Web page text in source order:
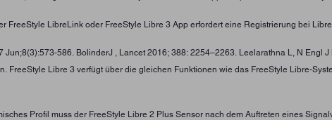
FreeStyle LibreLink oder FreeStyle Libre 3 App erfordert eine Registrierung bei
Jun;8(3):573-586. BolinderJ , Lancet 2016; 388: 2254–2263. Leelarathna L, N
FreeStyle Libre 3 verfügt über die gleichen Funktionen wie das FreeStyle Libre-
Profil muss der FreeStyle Libre 2 Plus Sensor nach dem Auftreten eines